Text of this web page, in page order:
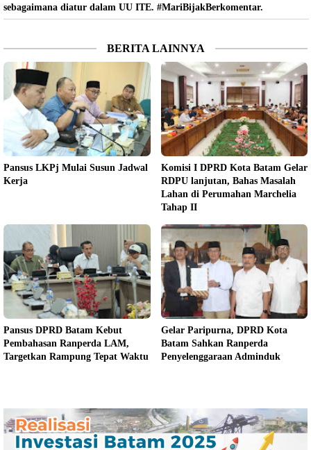
sebagaimana diatur dalam UU ITE. #MariBijakBerkomentar.
BERITA LAINNYA
Pansus LKPj Mulai Susun Jadwal
Kerja
Komisi I DPRD Kota Batam Gelar
RDPU lanjutan, Bahas Masalah
Lahan di Perumahan Marchelia
Tahap II
Pansus DPRD Batam Kebut
Pembahasan Ranperda LAM,
Targetkan Rampung Tepat Waktu
Gelar Paripurna, DPRD Kota
Batam Sahkan Ranperda
Penyelenggaraan Adminduk